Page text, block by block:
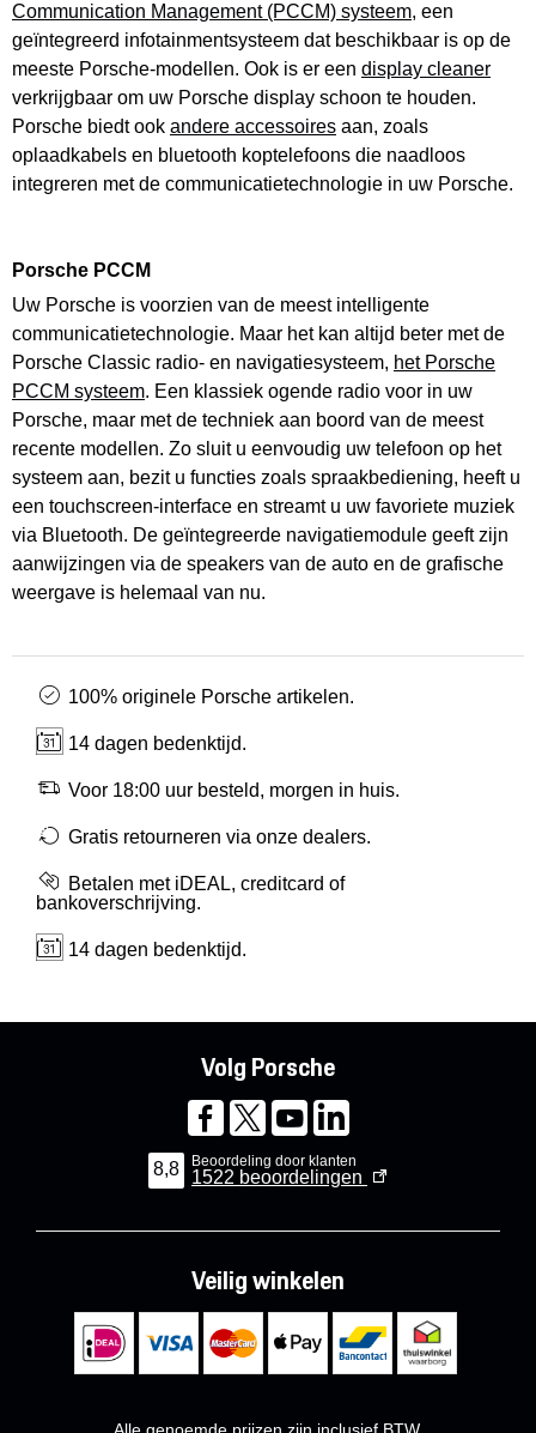
Communication Management (PCCM) systeem, een
geïntegreerd infotainmentsysteem dat beschikbaar is op de
meeste Porsche-modellen. Ook is er een display cleaner
verkrijgbaar om uw Porsche display schoon te houden.
Porsche biedt ook andere accessoires aan, zoals
oplaadkabels en bluetooth koptelefoons die naadloos
integreren met de communicatietechnologie in uw Porsche.
Porsche PCCM
Uw Porsche is voorzien van de meest intelligente
communicatietechnologie. Maar het kan altijd beter met de
Porsche Classic radio- en navigatiesysteem, het Porsche
PCCM systeem. Een klassiek ogende radio voor in uw
Porsche, maar met de techniek aan boord van de meest
recente modellen. Zo sluit u eenvoudig uw telefoon op het
systeem aan, bezit u functies zoals spraakbediening, heeft u
een touchscreen-interface en streamt u uw favoriete muziek
via Bluetooth. De geïntegreerde navigatiemodule geeft zijn
aanwijzingen via de speakers van de auto en de grafische
weergave is helemaal van nu.
100% originele Porsche artikelen.
14 dagen bedenktijd.
Voor 18:00 uur besteld, morgen in huis.
Gratis retourneren via onze dealers.
Betalen met iDEAL, creditcard of
bankoverschrijving.
14 dagen bedenktijd.
Volg Porsche
8,8 Beoordeling door klanten
1522 beoordelingen
Veilig winkelen